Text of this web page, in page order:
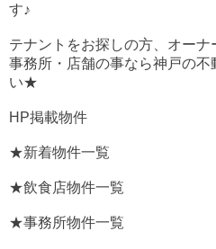
す♪
テナントをお探しの方、オーナ
事務所・店舗の事なら神戸の不
い★
HP掲載物件
★新着物件一覧
★飲食店物件一覧
★事務所物件一覧